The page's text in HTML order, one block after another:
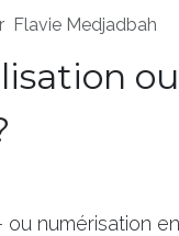
Flavie Medjadbah
ou numérisation